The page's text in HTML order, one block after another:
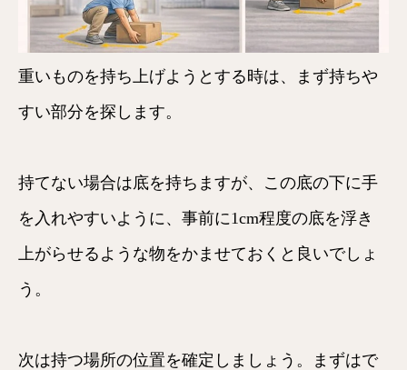
重いものを持ち上げようとする時は、まず持ちや
すい部分を探します。
持てない場合は底を持ちますが、この底の下に手
を入れやすいように、事前に1cm程度の底を浮き
上がらせるような物をかませておくと良いでしょ
う。
次は持つ場所の位置を確定しましょう。まずはで